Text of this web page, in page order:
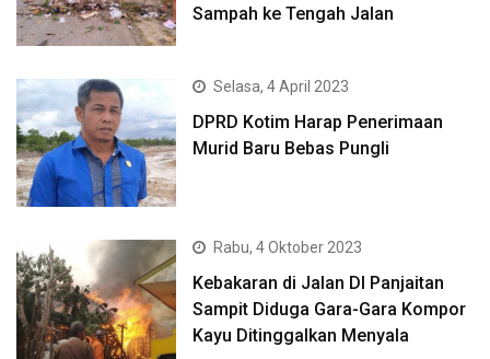
Sampah ke Tengah Jalan
Selasa, 4 April 2023
DPRD Kotim Harap Penerimaan
Murid Baru Bebas Pungli
Rabu, 4 Oktober 2023
Kebakaran di Jalan DI Panjaitan
Sampit Diduga Gara-Gara Kompor
Kayu Ditinggalkan Menyala